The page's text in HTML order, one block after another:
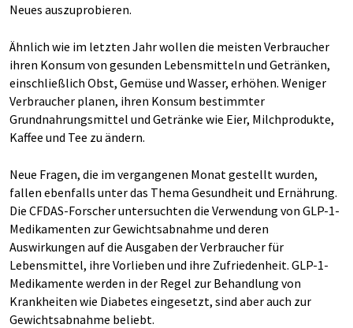
Neues auszuprobieren.
Ähnlich wie im letzten Jahr wollen die meisten Verbraucher
ihren Konsum von gesunden Lebensmitteln und Getränken,
einschließlich Obst, Gemüse und Wasser, erhöhen. Weniger
Verbraucher planen, ihren Konsum bestimmter
Grundnahrungsmittel und Getränke wie Eier, Milchprodukte,
Kaffee und Tee zu ändern.
Neue Fragen, die im vergangenen Monat gestellt wurden,
fallen ebenfalls unter das Thema Gesundheit und Ernährung.
Die CFDAS-Forscher untersuchten die Verwendung von GLP-1-
Medikamenten zur Gewichtsabnahme und deren
Auswirkungen auf die Ausgaben der Verbraucher für
Lebensmittel, ihre Vorlieben und ihre Zufriedenheit. GLP-1-
Medikamente werden in der Regel zur Behandlung von
Krankheiten wie Diabetes eingesetzt, sind aber auch zur
Gewichtsabnahme beliebt.